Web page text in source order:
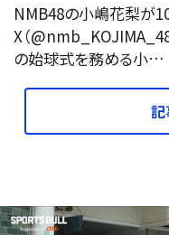
NMB48の小嶋花梨が
X（@nmb_KOJIMA_48
の始球式を務める小…